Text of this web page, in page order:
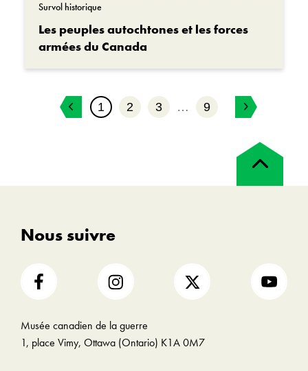
Survol historique
Les peuples autochtones et les forces
armées du Canada
1 2 3 … 9
Retour
Nous suivre
Musée canadien de la guerre
1, place Vimy, Ottawa (Ontario) K1A 0M7